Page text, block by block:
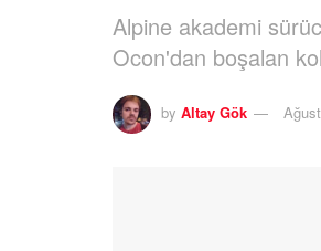
Alpine akademi
Ocon'dan boşalan
by Altay Gök